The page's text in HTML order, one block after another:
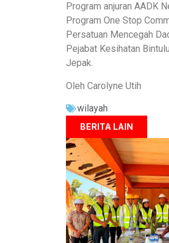
Program anjuran AADK
Program One Stop
Persatuan Mencegah
Pejabat Kesihatan
Jepak.
Oleh Carolyne Utih
wilayah
BERITA LAIN